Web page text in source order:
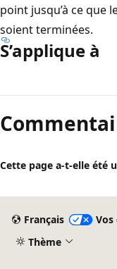
point jusqu’à ce que
soient terminées.
S’applique à
lecture
désactivé
Cette page a-t-elle été
Français
Thème